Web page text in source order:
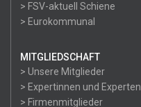
> FSV-aktuell Schiene
> Eurokommunal
MITGLIEDSCHAFT
> Unsere Mitglieder
> Expertinnen und Experten
> Firmenmitglieder